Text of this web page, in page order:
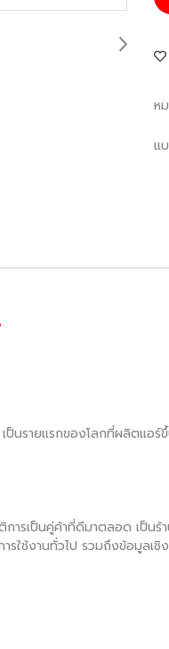
ห
แ
ป็นรายแรกของโลกที่ผลิตแ
การเป็นคู่ค้าที่ดีมาตลอด เป็
ใช้งานทั่วไป รวมถึงข้อมูลเ